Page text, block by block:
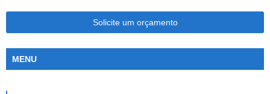
Solicite um orçamento
MENU